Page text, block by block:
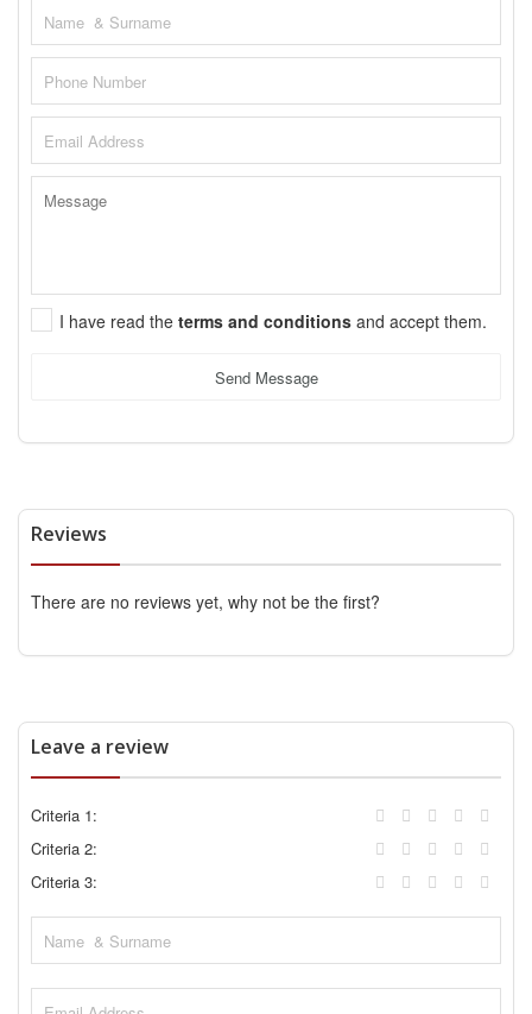
I have read the terms and conditions and accept them.
Send Message
Reviews
There are no reviews yet, why not be the first?
Leave a review
Criteria 1:
Criteria 2:
Criteria 3: